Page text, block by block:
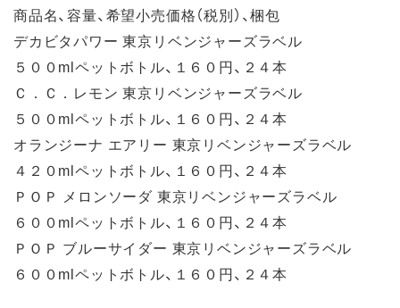
商品名、容量、希望小売価格（税別）、梱包
デカビタパワー 東京リベンジャーズラベル
５００mlペットボトル、１６０円、２４本
Ｃ．Ｃ．レモン 東京リベンジャーズラベル
５００mlペットボトル、１６０円、２４本
オランジーナ エアリー 東京リベンジャーズラベル
４２０mlペットボトル、１６０円、２４本
ＰＯＰ メロンソーダ 東京リベンジャーズラベル
６００mlペットボトル、１６０円、２４本
ＰＯＰ ブルーサイダー 東京リベンジャーズラベル
６００mlペットボトル、１６０円、２４本